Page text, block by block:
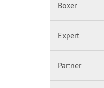
Boxer
Expert
Partner